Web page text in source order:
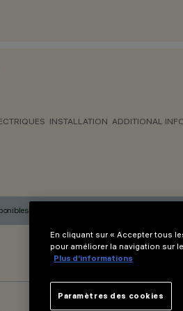
INSTALLATION ADDITIONAL
à partir de Juin 2026.
En cliquant sur « Accepter tous
pour améliorer la navigation sur
Plus d’informations
Paramètres des cookies